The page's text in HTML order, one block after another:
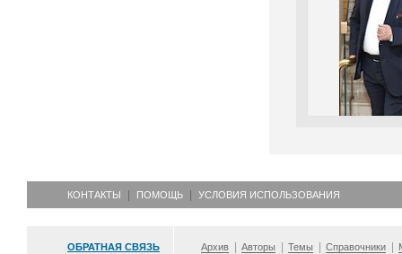
КОНТАКТЫ ПОМОЩЬ УСЛОВИЯ ИСПОЛЬЗОВАНИЯ
ОБРАТНАЯ СВЯЗЬ Архив Авторы Темы Справочники